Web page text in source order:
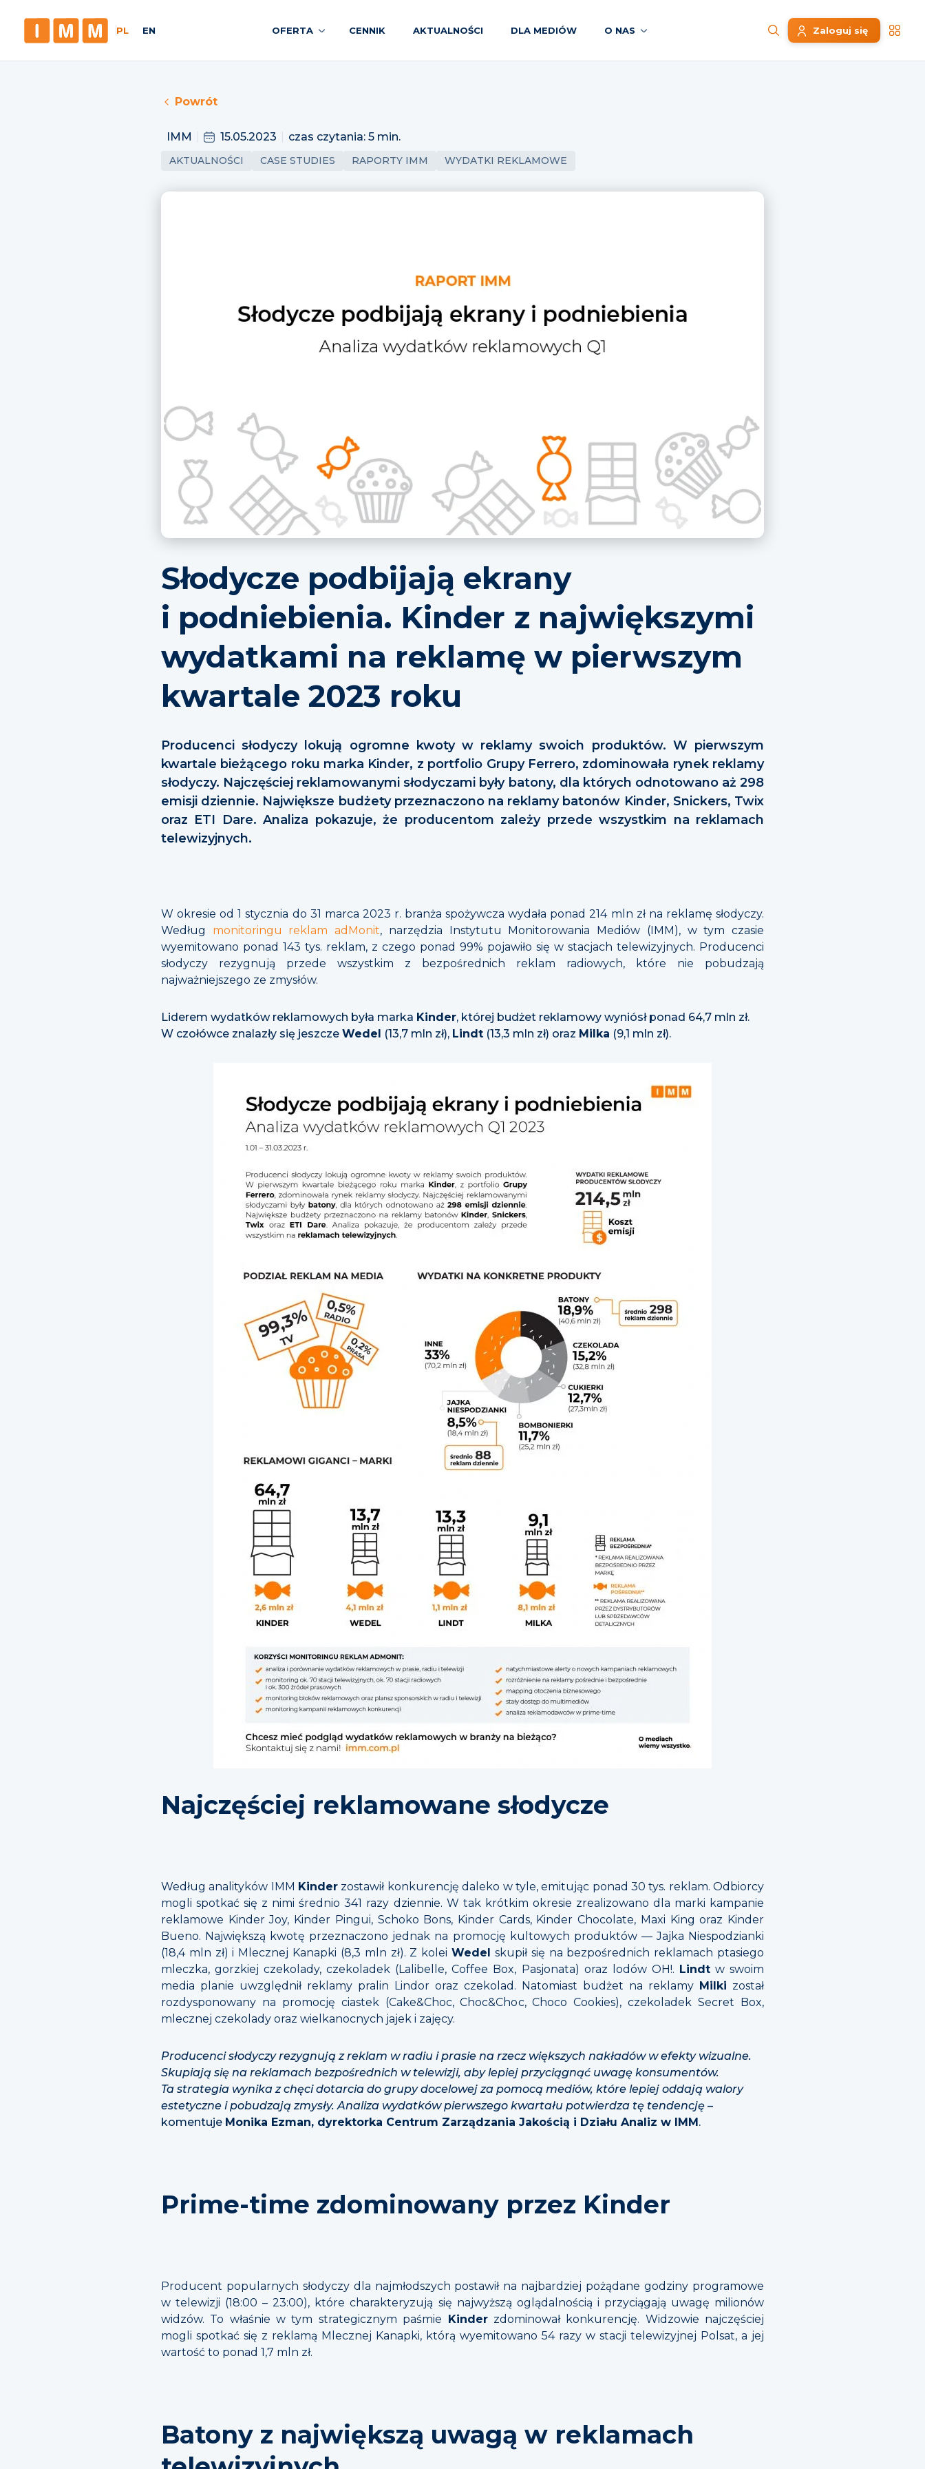
PL EN OFERTA CENNIK AKTUALNOŚCI DLA MEDIÓW O NAS Zaloguj się
Powrót
IMM 15.05.2023 czas czytania: 5 min.
AKTUALNOŚCI CASE STUDIES RAPORTY IMM WYDATKI REKLAMOWE
Słodycze podbijają ekrany
i podniebienia. Kinder z największymi
wydatkami na reklamę w pierwszym
kwartale 2023 roku
Producenci słodyczy lokują ogromne kwoty w reklamy swoich produktów. W pierwszym
kwartale bieżącego roku marka Kinder, z portfolio Grupy Ferrero, zdominowała rynek reklamy
słodyczy. Najczęściej reklamowanymi słodyczami były batony, dla których odnotowano aż 298
emisji dziennie. Największe budżety przeznaczono na reklamy batonów Kinder, Snickers, Twix
oraz ETI Dare. Analiza pokazuje, że producentom zależy przede wszystkim na reklamach
telewizyjnych.
W okresie od 1 stycznia do 31 marca 2023 r. branża spożywcza wydała ponad 214 mln zł na reklamę słodyczy.
Według monitoringu reklam adMonit, narzędzia Instytutu Monitorowania Mediów (IMM), w tym czasie
wyemitowano ponad 143 tys. reklam, z czego ponad 99% pojawiło się w stacjach telewizyjnych. Producenci
słodyczy rezygnują przede wszystkim z bezpośrednich reklam radiowych, które nie pobudzają
najważniejszego ze zmysłów.
Liderem wydatków reklamowych była marka Kinder, której budżet reklamowy wyniósł ponad 64,7 mln zł.
W czołówce znalazły się jeszcze Wedel (13,7 mln zł), Lindt (13,3 mln zł) oraz Milka (9,1 mln zł).
Najczęściej reklamowane słodycze
Według analityków IMM Kinder zostawił konkurencję daleko w tyle, emitując ponad 30 tys. reklam. Odbiorcy
mogli spotkać się z nimi średnio 341 razy dziennie. W tak krótkim okresie zrealizowano dla marki kampanie
reklamowe Kinder Joy, Kinder Pingui, Schoko Bons, Kinder Cards, Kinder Chocolate, Maxi King oraz Kinder
Bueno. Największą kwotę przeznaczono jednak na promocję kultowych produktów — Jajka Niespodzianki
(18,4 mln zł) i Mlecznej Kanapki (8,3 mln zł). Z koleiWedel skupił się na bezpośrednich reklamach ptasiego
mleczka, gorzkiej czekolady, czekoladek (Lalibelle, Coffee Box, Pasjonata) oraz lodów OH!. Lindtw swoim
media planie uwzględnił reklamy pralin Lindor oraz czekolad. Natomiast budżet na reklamy Milki został
rozdysponowany na promocję ciastek (Cake&Choc, Choc&Choc, Choco Cookies), czekoladek Secret Box,
mlecznej czekolady oraz wielkanocnych jajek i zajęcy.
Producenci słodyczy rezygnują z reklam w radiu i prasie na rzecz większych nakładów w efekty wizualne.
Skupiają się na reklamach bezpośrednich w telewizji, aby lepiej przyciągnąć uwagę konsumentów.
Ta strategia wynika z chęci dotarcia do grupy docelowej za pomocą mediów, które lepiej oddają walory
estetyczne i pobudzają zmysły. Analiza wydatków pierwszego kwartału potwierdza tę tendencję –
komentuje Monika Ezman, dyrektorka Centrum Zarządzania Jakością i Działu Analiz w IMM.
Prime-time zdominowany przez Kinder
Producent popularnych słodyczy dla najmłodszych postawił na najbardziej pożądane godziny programowe
w telewizji (18:00 – 23:00), które charakteryzują się najwyższą oglądalnością i przyciągają uwagę milionów
widzów. To właśnie w tym strategicznym paśmie Kinderzdominował konkurencję. Widzowie najczęściej
mogli spotkać się z reklamą Mlecznej Kanapki, którą wyemitowano 54 razy w stacji telewizyjnej Polsat, a jej
wartość to ponad 1,7 mln zł.
Batony z największą uwagą w reklamach